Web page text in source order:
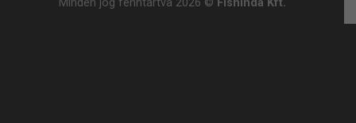
Minden jog fenntartva 2026 © Fishinda Kft.